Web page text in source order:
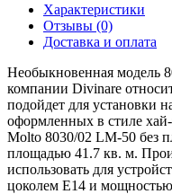
Характеристики
Отзывы (0)
Доставка и оплата
Необыкновенная модель
компании Divinare
подойдет для установки
оформленных в стиле
Molto 8030/02 LM-50 без
площадью 41.7 кв. м.
использовать для
цоколем E14 и